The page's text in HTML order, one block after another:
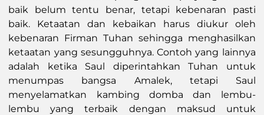
baik belum tentu benar, tetapi kebenaran pasti
baik. Ketaatan dan kebaikan harus diukur oleh
kebenaran Firman Tuhan sehingga menghasilkan
ketaatan yang sesungguhnya. Contoh yang lainnya
adalah ketika Saul diperintahkan Tuhan untuk
menumpas bangsa Amalek, tetapi Saul
menyelamatkan kambing domba dan lembu-
lembu yang terbaik dengan maksud untuk